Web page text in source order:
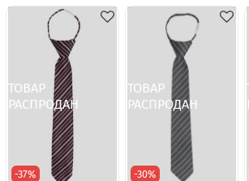
-37% -30%